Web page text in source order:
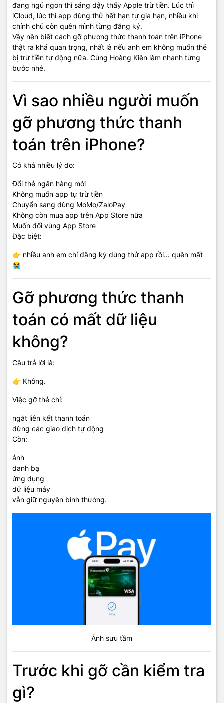
đang ngủ ngon thì sáng dậy thấy Apple trừ tiền. Lúc thì
iCloud, lúc thì app dùng thử hết hạn tự gia hạn, nhiều khi
chính chủ còn quên mình từng đăng ký.
Vậy nên biết cách gỡ phương thức thanh toán trên iPhone
thật ra khá quan trọng, nhất là nếu anh em không muốn thẻ
bị trừ tiền tự động nữa. Cùng Hoàng Kiên làm nhanh từng
bước nhé.
Vì sao nhiều người muốn
gỡ phương thức thanh
toán trên iPhone?
Có khá nhiều lý do:
Đổi thẻ ngân hàng mới
Không muốn app tự trừ tiền
Chuyển sang dùng MoMo/ZaloPay
Không còn mua app trên App Store nữa
Muốn đổi vùng App Store
Đặc biệt:
👉 nhiều anh em chỉ đăng ký dùng thử app rồi… quên mất
😭
Gỡ phương thức thanh
toán có mất dữ liệu
không?
Câu trả lời là:
👉 Không.
Việc gỡ thẻ chỉ:
ngắt liên kết thanh toán
dừng các giao dịch tự động
Còn:
ảnh
danh bạ
ứng dụng
dữ liệu máy
vẫn giữ nguyên bình thường.
Ảnh sưu tầm
Trước khi gỡ cần kiểm tra
gì?